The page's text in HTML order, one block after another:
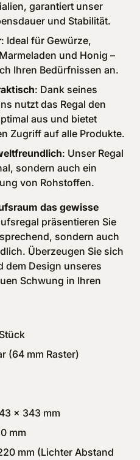
garantiert unser
und Stabilität.
: Ideal für Gewürze,
und Honig –
Ihren Bedürfnissen an.
: Dank seines
nutzt das Regal den
aus und bietet
Zugriff auf alle Produkte.
: Unser Regal
sondern auch ein
von Rohstoffen.
das gewisse
präsentieren Sie
sondern auch
Überzeugen Sie sich
dem Design unseres
Schwung in Ihren
(64 mm Raster)
x 343 mm
mm
mm (Lichter Abstand